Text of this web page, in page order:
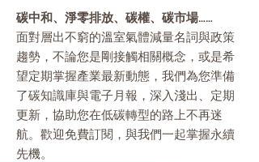
碳中和、淨零排放、碳權、碳市場……
面對層出不窮的溫室氣體減量名詞與政策
趨勢，不論您是剛接觸相關概念，或是希
望定期掌握產業最新動態，我們為您準備
了碳知識庫與電子月報，深入淺出、定期
更新，協助您在低碳轉型的路上不再迷
航。歡迎免費訂閱，與我們一起掌握永續
先機。